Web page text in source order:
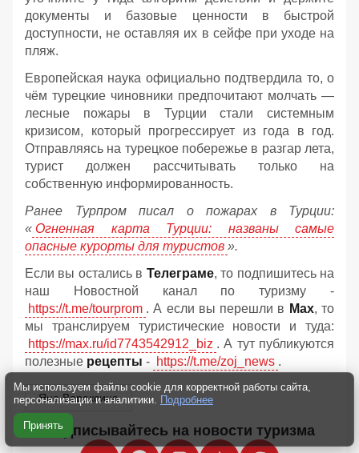
документы и базовые ценности в быстрой
доступности, не оставляя их в сейфе при уходе на
пляж.
Европейская наука официально подтвердила то, о
чём турецкие чиновники предпочитают молчать —
лесные пожары в Турции стали системным
кризисом, который прогрессирует из года в год.
Отправляясь на турецкое побережье в разгар лета,
турист должен рассчитывать только на
собственную информированность.
Ранее Турпром писал о пожарах в Турции:
« Огненная карта Турции: названы самые
опасные курорты для туристов ».
Если вы остались в Телеграме, то подпишитесь на
наш Новостной канал по туризму -
https://t.me/tourprom . А если вы перешли в Мах, то
мы транслируем туристические новости и туда:
https://max.ru/id7743542912_biz . А тут публикуются
полезные рецепты - https://t.me/zoj_news .
Яна Вараксина
Подписывайтесь на новости туризма
Мы используем файлы cookie для корректной работы сайта,
персонализации и аналитики. Подробнее
Принять